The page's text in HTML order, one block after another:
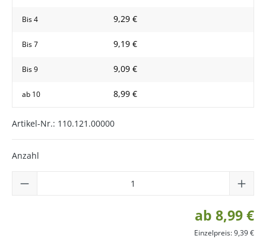
Bis4 9,29 €
Bis7 9,19 €
Bis9 9,09 €
ab 10 8,99 €
Artikel-Nr.: 110.121.00000
Anzahl
ab 8,99 €
Einzelpreis: 9,39 €